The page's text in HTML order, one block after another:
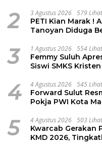
2 3 Agustus 2026 579 Lihat
PETI Kian Marak !
Tanoyan Diduga
3 1 Agustus 2026 554 Lihat
Femmy Suluh
Siswi SMKS
4 4 Agustus 2026 545 Lihat
Forward Sulut
Pokja PWI Kota
5 4 Agustus 2026 503 Lihat
Kwarcab Gerakan
KMD 2026,